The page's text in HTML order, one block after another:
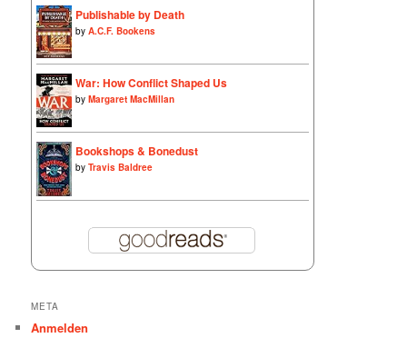
Publishable by Death
byA.C.F. Bookens
War: How Conflict Shaped Us
byMargaret MacMillan
Bookshops & Bonedust
byTravis Baldree
META
Anmelden